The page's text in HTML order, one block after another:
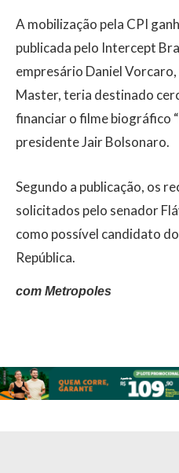
A mobilização pela CPI
publicada pelo Intercept
empresário Daniel
Master, teria destinado
financiar o filme biográfico
presidente Jair Bolsonaro.
Segundo a publicação, os
solicitados pelo senador
como possível candidato
República.
com Metropoles